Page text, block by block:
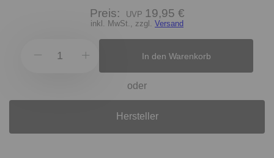
Preis: 19,95 €
inkl. MwSt., zzgl. Versand
In den Warenkorb
oder
Hersteller